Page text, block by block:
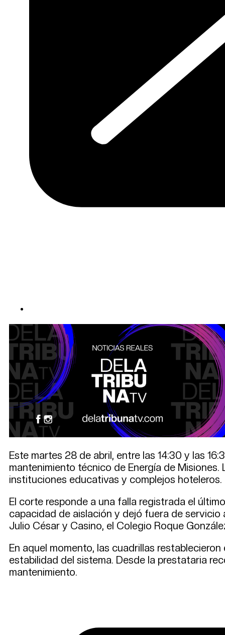
Este martes 28 de abril, entre las 14:30 y las
mantenimiento técnico de Energía de
instituciones educativas y complejos hoteleros.
El corte responde a una falla registrada el
capacidad de aislación y dejó fuera de
Julio César y Casino, el Colegio Roque
En aquel momento, las cuadrillas
estabilidad del sistema. Desde la prestataria
mantenimiento.